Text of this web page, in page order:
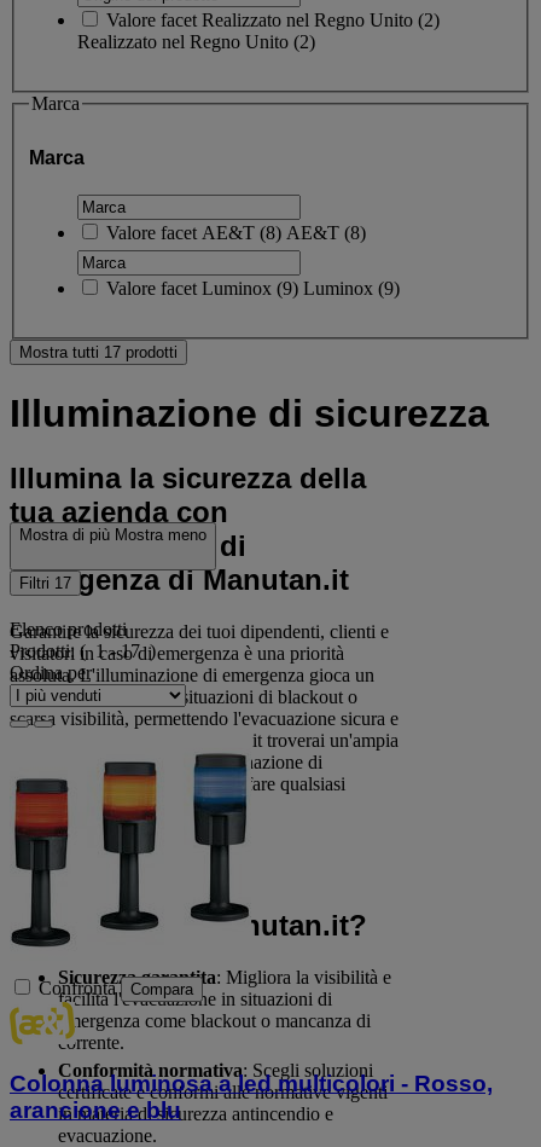
Valore facet Realizzato nel Regno Unito (2)
Realizzato nel Regno Unito (2)
Marca
Marca
Valore facet AE&T (8) AE&T (8)
Valore facet Luminox (9) Luminox (9)
Mostra tutti 17 prodotti
Illuminazione di sicurezza
Illumina la sicurezza della
tua azienda con
l'illuminazione di
emergenza di Manutan.it
Garantire la sicurezza dei tuoi dipendenti, clienti e
visitatori in caso di emergenza è una priorità
assoluta. L'illuminazione di emergenza gioca un
ruolo fondamentale in situazioni di blackout o
scarsa visibilità, permettendo l'evacuazione sicura e
evitando il panico. Su Manutan.it troverai un'ampia
gamma di soluzioni per l'illuminazione di
sicurezza, progettate per soddisfare qualsiasi
esigenza e normativa vigente.
Perché scegliere
l'illuminazione di
emergenza di Manutan.it?
Sicurezza garantita: Migliora la visibilità e
facilita l'evacuazione in situazioni di
emergenza come blackout o mancanza di
corrente.
Conformità normativa: Scegli soluzioni
certificate e conformi alle normative vigenti
in materia di sicurezza antincendio e
evacuazione.
Mostra di più Mostra meno
Filtri 17
Elenco prodotti
Prodotti: ( 1 - 17 )
Ordina per
Confronta Compara
Colonna luminosa a led multicolori - Rosso,
arancione e blu